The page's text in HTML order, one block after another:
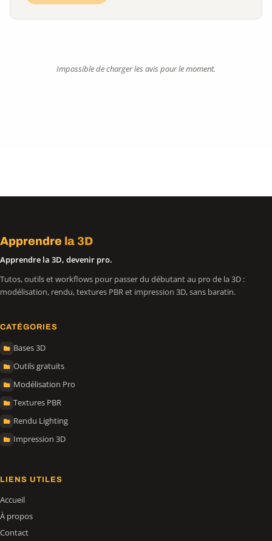
Impossible de charger les avis pour le moment.
Apprendre la 3D
Apprendre la 3D, devenir pro.
Tutos, outils et workflows pour passer du débutant au pro de la 3D :
modélisation, rendu, textures PBR et impression 3D, sans baratin.
CATÉGORIES
Bases 3D
Outils gratuits
Modélisation Pro
Textures PBR
Rendu Lighting
Impression 3D
LIENS UTILES
Accueil
À propos
Contact